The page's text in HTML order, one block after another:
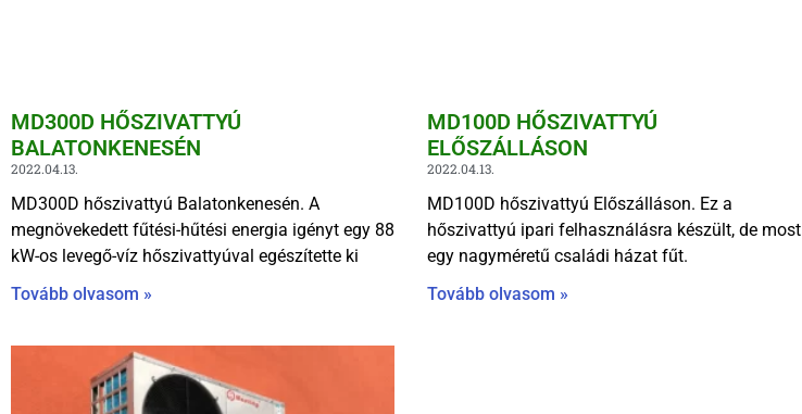
MD300D HŐSZIVATTYÚ
BALATONKENESÉN
2022.04.13.
MD300D hőszivattyú Balatonkenesén. A
megnövekedett fűtési-hűtési energia igényt egy 88
kW-os levegő-víz hőszivattyúval egészítette ki
Tovább olvasom »
MD100D HŐSZIVATTYÚ
ELŐSZÁLLÁSON
2022.04.13.
MD100D hőszivattyú Előszálláson. Ez a
hőszivattyú ipari felhasználásra készült, de most
egy nagyméretű családi házat fűt.
Tovább olvasom »